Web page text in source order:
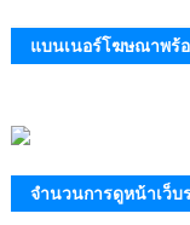
แบนเนอร์โฆษณาพร้
จำนวนการดูหน้าเว็บ